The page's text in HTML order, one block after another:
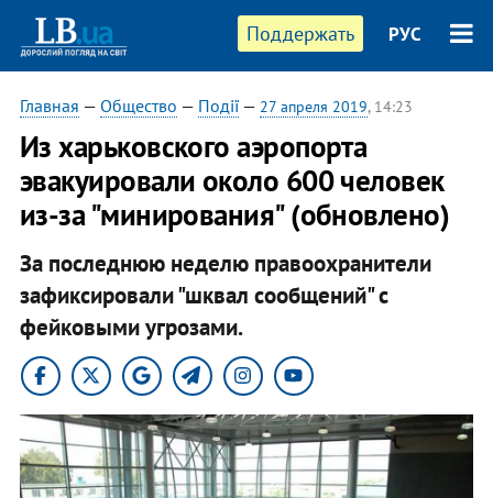
Поддержать РУС
Главная — Общество — Події— 27 апреля 2019, 14:23
Из харьковского аэропорта
эвакуировали около 600 человек
из-за "минирования" (обновлено)
За последнюю неделю правоохранители
зафиксировали "шквал сообщений" с
фейковыми угрозами.